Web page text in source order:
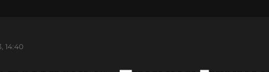
14:40